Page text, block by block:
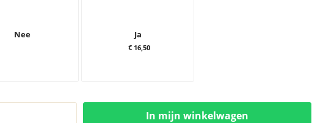
Nee Ja
€ 16,50
In mijn winkelwagen